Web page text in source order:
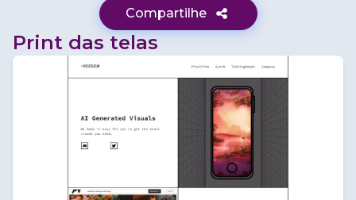
Compartilhe
Print das telas